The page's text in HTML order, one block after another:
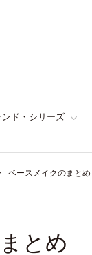
ンド・シリーズ
ベースメイクのまとめ
とめ